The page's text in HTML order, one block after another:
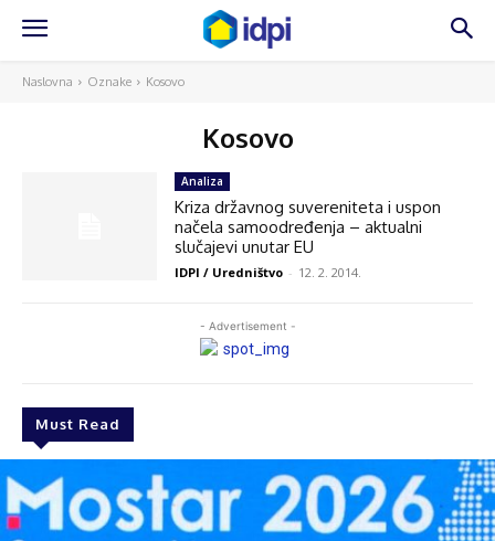
Naslovna Oznake Kosovo
Kosovo
- Advertisement -
Must Read
Analiza
Kriza državnog suvereniteta i uspon
načela samoodređenja – aktualni
slučajevi unutar EU
IDPI / Uredništvo - 12. 2. 2014.